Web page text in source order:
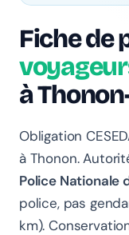
Fiche de
à
Obligation
à Thonon.
Police Nationale
police, pas
km).